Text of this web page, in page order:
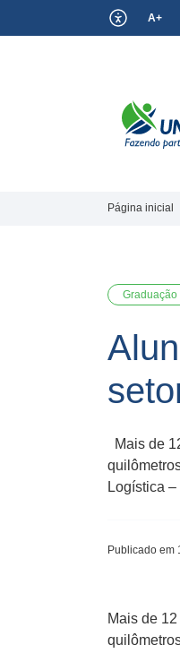
A+
Página inicial
Graduação
Mais de
Logística
Publicado em
Mais de